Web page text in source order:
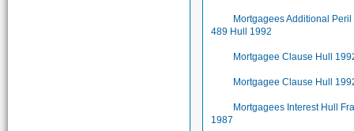
Mortgagees Additional Peril
489 Hull 1992
Mortgagee Clause Hull
Mortgagee Clause Hull
Mortgagees Interest Hull
1987